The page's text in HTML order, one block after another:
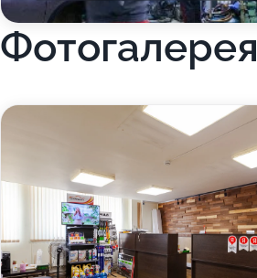
Фотогалерея